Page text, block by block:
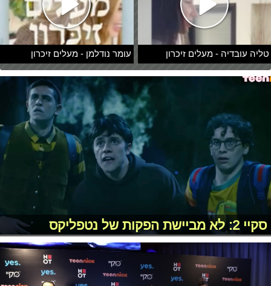
טליה עובדיה - מעלים זיכרון עומר נודלמן - מעלים זיכרון
סקיי 2: לא מביישת הפקות של נטפליקס